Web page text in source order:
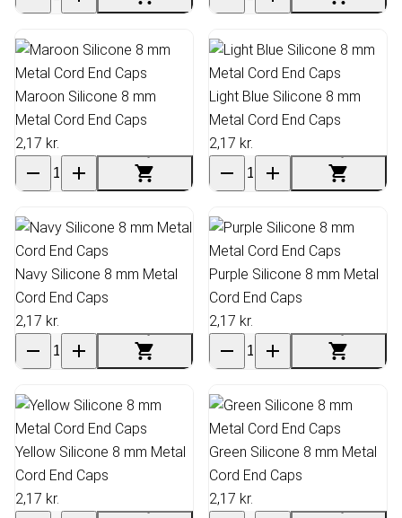
Maroon Silicone 8 mm
Metal Cord End Caps
2,17 kr.
Light Blue Silicone 8 mm
Metal Cord End Caps
2,17 kr.
Navy Silicone 8 mm Metal
Cord End Caps
2,17 kr.
Purple Silicone 8 mm Metal
Cord End Caps
2,17 kr.
Yellow Silicone 8 mm Metal
Cord End Caps
2,17 kr.
Green Silicone 8 mm Metal
Cord End Caps
2,17 kr.